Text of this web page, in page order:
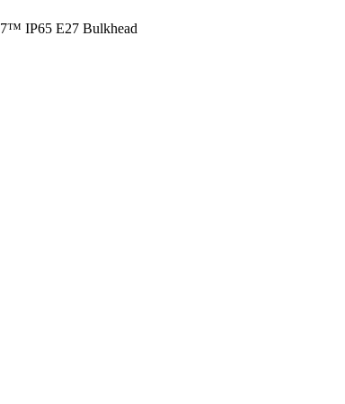
IP65 E27 Bulkhead